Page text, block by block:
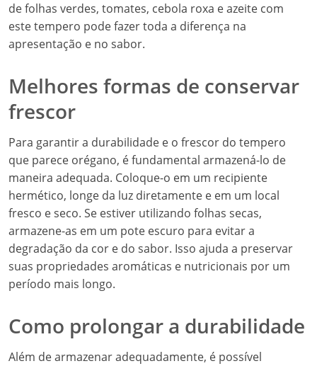
de folhas verdes, tomates, cebola roxa e azeite com
este tempero pode fazer toda a diferença na
apresentação e no sabor.
Melhores formas de conservar
frescor
Para garantir a durabilidade e o frescor do tempero
que parece orégano, é fundamental armazená-lo de
maneira adequada. Coloque-o em um recipiente
hermético, longe da luz diretamente e em um local
fresco e seco. Se estiver utilizando folhas secas,
armazene-as em um pote escuro para evitar a
degradação da cor e do sabor. Isso ajuda a preservar
suas propriedades aromáticas e nutricionais por um
período mais longo.
Como prolongar a durabilidade
Além de armazenar adequadamente, é possível